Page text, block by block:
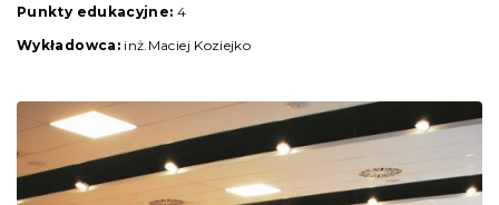
Punkty edukacyjne: 4
Wykładowca:inż.Maciej Koziejko